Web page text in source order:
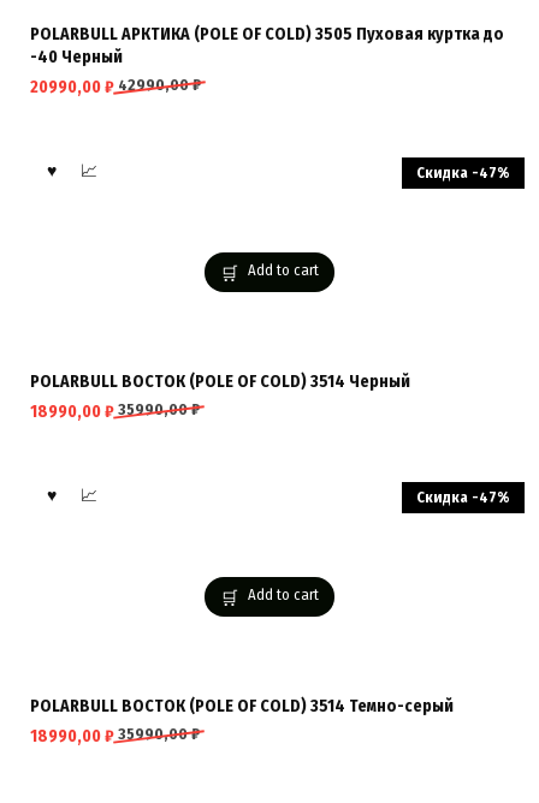
POLARBULL АРКТИКА (POLE OF COLD) 3505 Пуховая куртка до
-40 Черный
42990,00₽
20990,00₽
Add to cart
Скидка -47%
POLARBULL ВОСТОК (POLE OF COLD) 3514 Черный
35990,00₽
18990,00₽
Add to cart
Скидка -47%
POLARBULL ВОСТОК (POLE OF COLD) 3514 Темно-серый
35990,00₽
18990,00₽